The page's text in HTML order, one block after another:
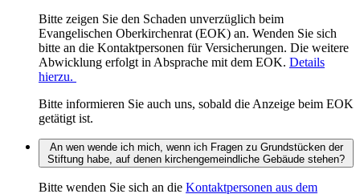
Bitte zeigen Sie den Schaden unverzüglich beim
Evangelischen Oberkirchenrat (EOK) an. Wenden Sie sich
bitte an die Kontaktpersonen für Versicherungen. Die weitere
Abwicklung erfolgt in Absprache mit dem EOK. Details
hierzu.
Bitte informieren Sie auch uns, sobald die Anzeige beim EOK
getätigt ist.
An wen wende ich mich, wenn ich Fragen zu Grundstücken der
Stiftung habe, auf denen kirchengemeindliche Gebäude stehen?
Bitte wenden Sie sich an die Kontaktpersonen aus dem